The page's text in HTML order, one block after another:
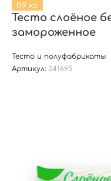
0.9 кг
Тесто слоёное
замороженное
Тесто и полуфабрикаты
Артикул: 241695